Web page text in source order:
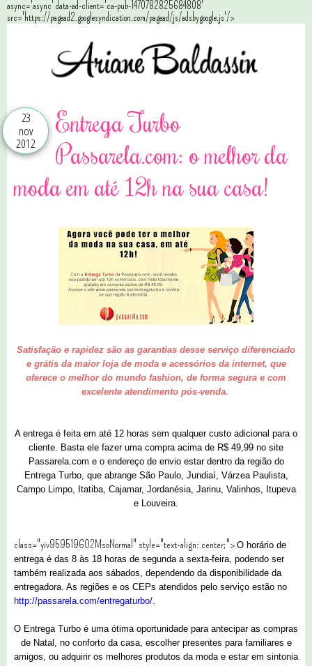
async='async' data-ad-client='ca-pub-1470782825684808'
src='https://pagead2.googlesyndication.com/pagead/js/adsbygoogle.js'/>
23
nov
2012
Entrega Turbo
Passarela.com: o melhor da
moda em até 12h na sua casa!
Satisfação e rapidez são as garantias desse serviço diferenciado
e grátis da maior loja de moda e acessórios da internet, que
oferece o melhor do mundo fashion, de forma segura e com
excelente atendimento pós-venda.
A entrega é feita em até 12 horas sem qualquer custo adicional para o
cliente. Basta ele fazer uma compra acima de R$ 49,99 no site
Passarela.com e o endereço de envio estar dentro da região do
Entrega Turbo, que abrange São Paulo, Jundiaí, Várzea Paulista,
Campo Limpo, Itatiba, Cajamar, Jordanésia, Jarinu, Valinhos, Itupeva
e Louveira.
class="yiv959519602MsoNormal" style="text-align: center;"> O horário de
entrega é das 8 às 18 horas de segunda a sexta-feira, podendo ser
também realizada aos sábados, dependendo da disponibilidade da
entregadora. As regiões e os CEPs atendidos pelo serviço estão no
http://passarela.com/entregaturbo/.
O Entrega Turbo é uma ótima oportunidade para antecipar as compras
de Natal, no conforto da casa, escolher presentes para familiares e
amigos, ou adquirir os melhores produtos da moda e estar em sintonia